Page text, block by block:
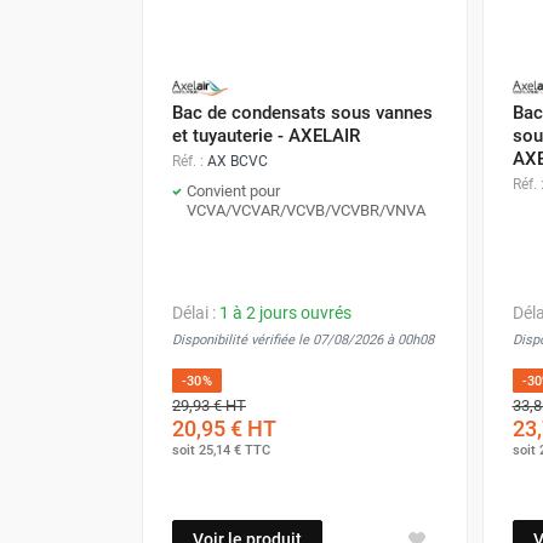
Déstratificateur industriel caréné
Déstratificateur de plafond design
Déstratificateur Airius
VMC
Caisson d'Extraction VMC Collective
Déshumidificateur mobile
professionnel
Déshumidificateur de maison et de
confort
Déshumidificateur à adsorption /
Purificateur d'air
Bac de condensats sous vannes
et tuyauterie - AXELAIR
Réf. : AX BCVC
Convient pour
VCVA/VCVAR/VCVB/VCVBR/VNVA
Délai : 1 à 2 jours ouvrés
Disponibilité vérifiée le 07/08/2026 à 00h08
-30%
29,93 €HT
20,95 € HT
soit 25,14 € TTC
Voir le produit
Réf. :
-
soit